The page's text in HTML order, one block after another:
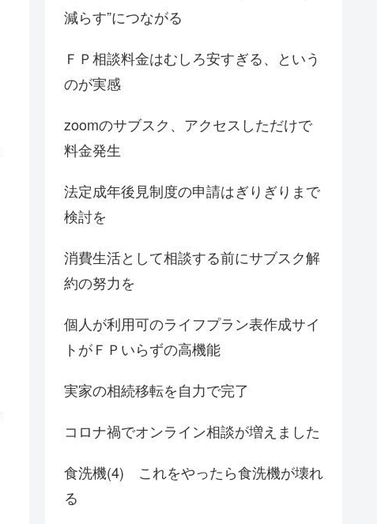
減らす”につながる
ＦＰ相談料金はむしろ安すぎる、という
のが実感
zoomのサブスク、アクセスしただけで
料金発生
法定成年後見制度の申請はぎりぎりまで
検討を
消費生活として相談する前にサブスク解
約の努力を
個人が利用可のライフプラン表作成サイ
トがＦＰいらずの高機能
実家の相続移転を自力で完了
コロナ禍でオンライン相談が増えました
食洗機(4) これをやったら食洗機が壊れ
る